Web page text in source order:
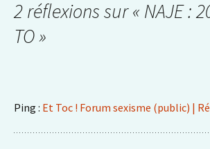
articles
2 réflexions sur « NAJE :
TO»
Ping : Et Toc ! Forum sexisme (public) |